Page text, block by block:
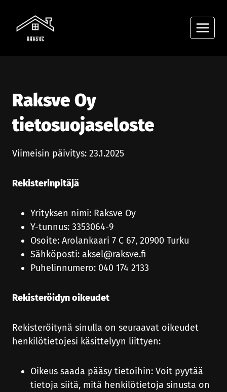
sisältöön
Raksve Oy
tietosuojaseloste
Viimeisin päivitys: 23.1.2025
Rekisterinpitäjä
Yrityksen nimi: Raksve Oy
Y-tunnus: 3353064-9
Osoite: Arolankaari 7 C 67, 20900 Turku
Sähköposti: aksel@raksve.fi
Puhelinnumero: 040 174 2133
Rekisteröidyn oikeudet
Rekisteröitynä sinulla on seuraavat oikeudet
henkilötietojesi käsittelyyn liittyen:
Oikeus saada pääsy tietoihin: Voit pyytää
tietoja siitä, mitä henkilötietoja sinusta on